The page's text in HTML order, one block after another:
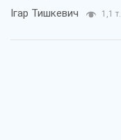
Ігар Тишкевич 1,1 т.